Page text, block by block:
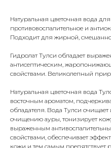
Натуральная цветочная вода
противовоспалительное и
Подходит для жирной,
Гидролат Тулси обладает
антисептическим,
свойствами. Великолепный
Натуральная цветочная вода
восточным ароматом,
обладателя. Вода Тулси очищает
очищению ауры, тонизирует
выраженным
свойствами, обеспечивает
кожи и тем самым препятствует